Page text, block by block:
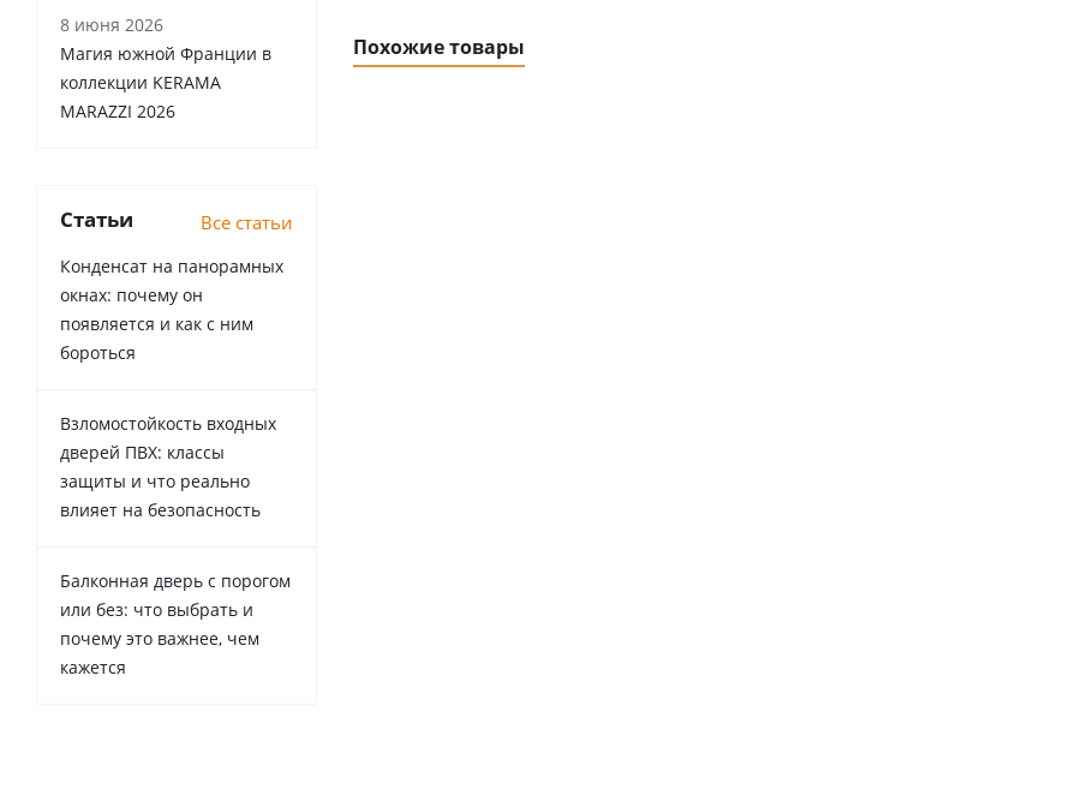
Похожие товары
8 июня 2026
Магия южной Франции в
коллекции KERAMA
MARAZZI 2026
Статьи Все статьи
Конденсат на панорамных
окнах: почему он
появляется и как с ним
бороться
Взломостойкость входных
дверей ПВХ: классы
защиты и что реально
влияет на безопасность
Балконная дверь с порогом
или без: что выбрать и
почему это важнее, чем
кажется